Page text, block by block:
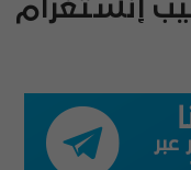
إنستغرام